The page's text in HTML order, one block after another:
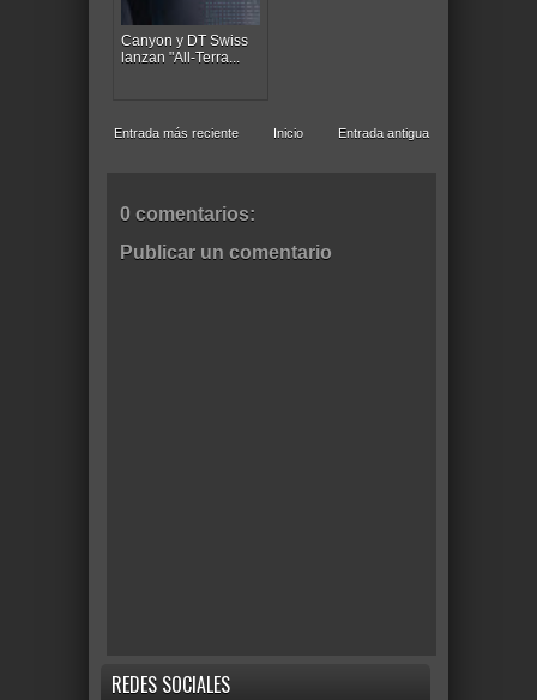
Canyon y DT Swiss
lanzan "All-Terra...
Entrada más reciente Entrada antigua
Inicio
0 comentarios:
Publicar un comentario
REDES SOCIALES